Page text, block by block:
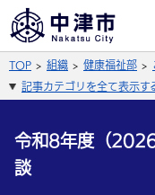
拡大
公式SNS
サイト内検索
TOP 組織 健康福祉部
記事カテゴリを全て表示す
令和8年度（
談